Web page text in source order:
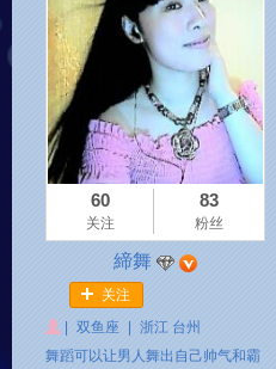
60
关注
83
粉丝
締舞
关注
双鱼座
浙江 台州
舞蹈可以让男人舞出自己帅气和霸